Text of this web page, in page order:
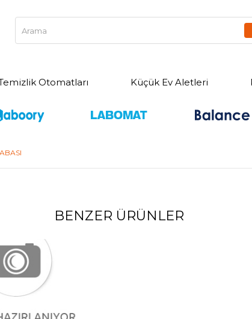
Otomatları Küçük Ev Aletleri
BENZER ÜRÜNLER